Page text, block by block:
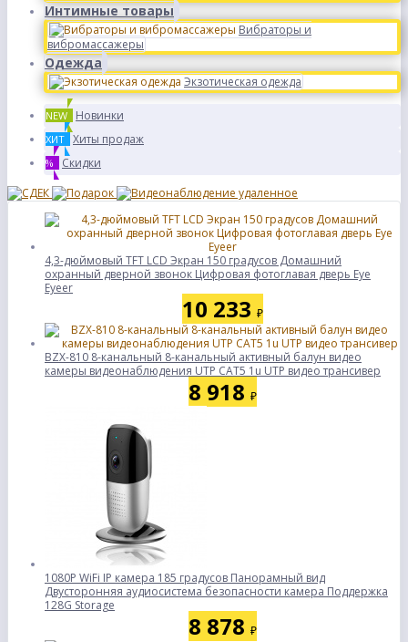
Интимные товары
Вибраторы и
вибромассажеры
Одежда
Экзотическая одежда
NEW Новинки
ХИТ Хиты продаж
% Скидки
4,3-дюймовый TFT LCD Экран 150 градусов Домашний
охранный дверной звонок Цифровая фотоглавая дверь Eye
Eyeer
10 233 ₽
BZX-810 8-канальный 8-канальный активный балун видео
камеры видеонаблюдения UTP CAT5 1u UTP видео трансивер
8 918 ₽
1080P WiFi IP камера 185 градусов Панорамный вид
Двусторонняя аудиосистема безопасности камера Поддержка
128G Storage
8 878 ₽